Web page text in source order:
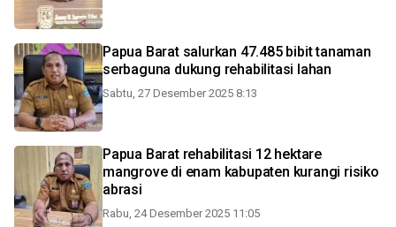
Papua Barat salurkan 47.485 bibit tanaman
serbaguna dukung rehabilitasi lahan
Sabtu, 27 Desember 2025 8:13
Papua Barat rehabilitasi 12 hektare
mangrove di enam kabupaten kurangi risiko
abrasi
Rabu, 24 Desember 2025 11:05